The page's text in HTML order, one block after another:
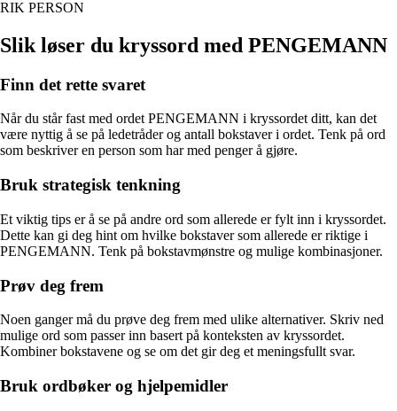
RIK PERSON
Slik løser du kryssord med PENGEMANN
Finn det rette svaret
Når du står fast med ordet PENGEMANN i kryssordet ditt, kan det
være nyttig å se på ledetråder og antall bokstaver i ordet. Tenk på ord
som beskriver en person som har med penger å gjøre.
Bruk strategisk tenkning
Et viktig tips er å se på andre ord som allerede er fylt inn i kryssordet.
Dette kan gi deg hint om hvilke bokstaver som allerede er riktige i
PENGEMANN. Tenk på bokstavmønstre og mulige kombinasjoner.
Prøv deg frem
Noen ganger må du prøve deg frem med ulike alternativer. Skriv ned
mulige ord som passer inn basert på konteksten av kryssordet.
Kombiner bokstavene og se om det gir deg et meningsfullt svar.
Bruk ordbøker og hjelpemidler